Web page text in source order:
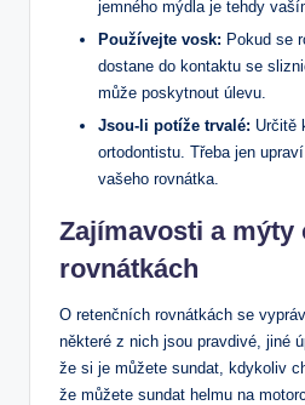
jemného mýdla je tehdy
Používejte vosk: Pokud se
dostane do kontaktu se
může poskytnout úlevu.
Jsou-li potíže trvalé: Určitě
ortodontistu. Třeba jen
vašeho rovnátka.
Zajímavosti a mýty
rovnátkách
O retenčních rovnátkách se
některé z nich jsou pravdivé, jiné
že si je můžete sundat, kdykoliv
že můžete sundat helmu na